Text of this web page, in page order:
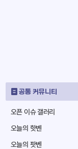
공통 커뮤니티
오픈 이슈 갤러리
오늘의 핫벤
오늘의 팟벤